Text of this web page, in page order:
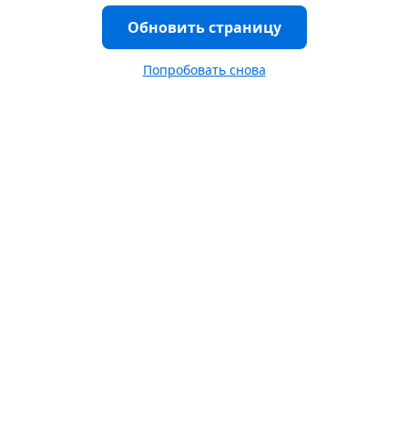
Обновить страницу
Попробовать снова